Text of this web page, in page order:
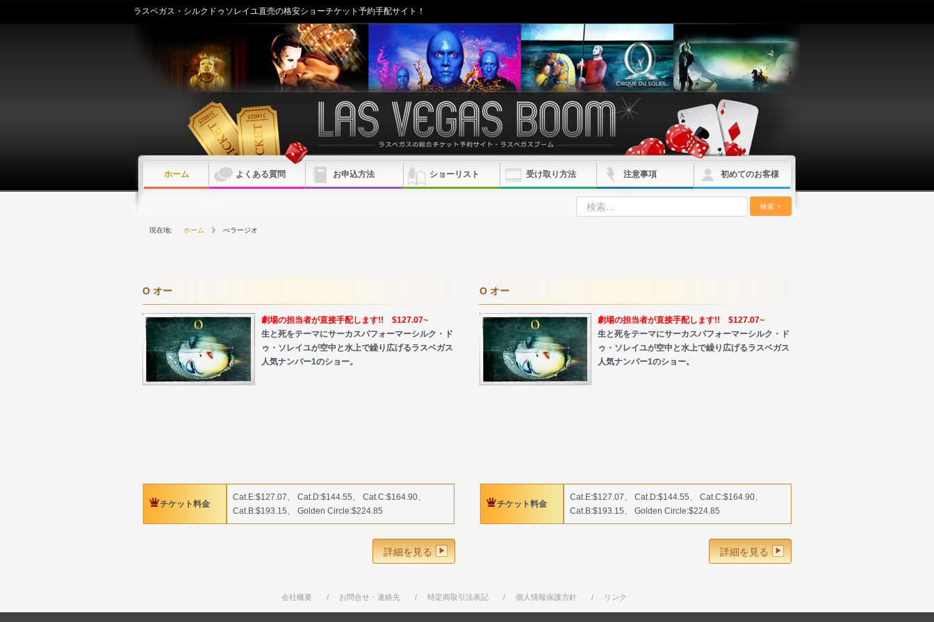
ラスベガス・シルクドゥソレイユ直売の格安ショーチケット予約手配サイト！
ホーム よくある質問 お申込方法 ショーリスト 受け取り方法 注意事項 初めてのお客様
検索
ホーム べラージオ
O オー
劇場の担当者が直接手配します!! $127.07~
生と死をテーマにサーカスパフォーマーシルク・ド
ゥ・ソレイユが空中と水上で繰り広げるラスベガス
人気ナンバー1のショー。
チケット料金
Cat.E:$127.07、 Cat.D:$144.55、 Cat.C:$164.90、
Cat.B:$193.15、 Golden Circle:$224.85
詳細を見る
O オー
劇場の担当者が直接手配します!! $127.07~
生と死をテーマにサーカスパフォーマーシルク・ド
ゥ・ソレイユが空中と水上で繰り広げるラスベガス
人気ナンバー1のショー。
チケット料金
Cat.E:$127.07、 Cat.D:$144.55、 Cat.C:$164.90、
Cat.B:$193.15、 Golden Circle:$224.85
詳細を見る
会社概要 お問合せ・連絡先 特定商取引法表記 個人情報保護方針 リンク